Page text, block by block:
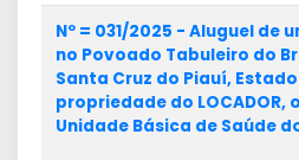
Nº = 031/2025 - Aluguel de
no Povoado Tabuleiro do
Santa Cruz do Piauí,
propriedade do LOCADOR,
Unidade Básica de Saúde